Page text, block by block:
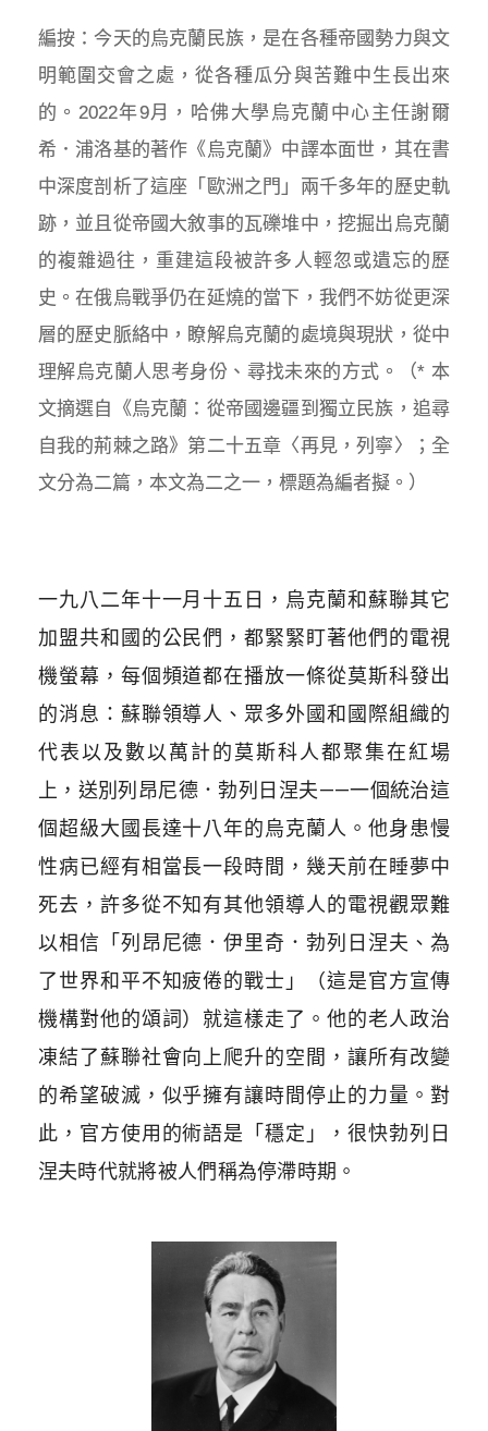
編按：今天的烏克蘭民族，是在各種帝國勢力與文
明範圍交會之處，從各種瓜分與苦難中生長出來
的。2022年9月，哈佛大學烏克蘭中心主任謝爾
希．浦洛基的著作《烏克蘭》中譯本面世，其在書
中深度剖析了這座「歐洲之門」兩千多年的歷史軌
跡，並且從帝國大敘事的瓦礫堆中，挖掘出烏克蘭
的複雜過往，重建這段被許多人輕忽或遺忘的歷
史。在俄烏戰爭仍在延燒的當下，我們不妨從更深
層的歷史脈絡中，瞭解烏克蘭的處境與現狀，從中
理解烏克蘭人思考身份、尋找未來的方式。（* 本
文摘選自《烏克蘭：從帝國邊疆到獨立民族，追尋
自我的荊棘之路》第二十五章〈再見，列寧〉；全
文分為二篇，本文為二之一，標題為編者擬。）
一九八二年十一月十五日，烏克蘭和蘇聯其它
加盟共和國的公民們，都緊緊盯著他們的電視
機螢幕，每個頻道都在播放一條從莫斯科發出
的消息：蘇聯領導人、眾多外國和國際組織的
代表以及數以萬計的莫斯科人都聚集在紅場
上，送別列昂尼德．勃列日涅夫——一個統治這
個超級大國長達十八年的烏克蘭人。他身患慢
性病已經有相當長一段時間，幾天前在睡夢中
死去，許多從不知有其他領導人的電視觀眾難
以相信「列昂尼德．伊里奇．勃列日涅夫、為
了世界和平不知疲倦的戰士」（這是官方宣傳
機構對他的頌詞）就這樣走了。他的老人政治
凍結了蘇聯社會向上爬升的空間，讓所有改變
的希望破滅，似乎擁有讓時間停止的力量。對
此，官方使用的術語是「穩定」，很快勃列日
涅夫時代就將被人們稱為停滯時期。